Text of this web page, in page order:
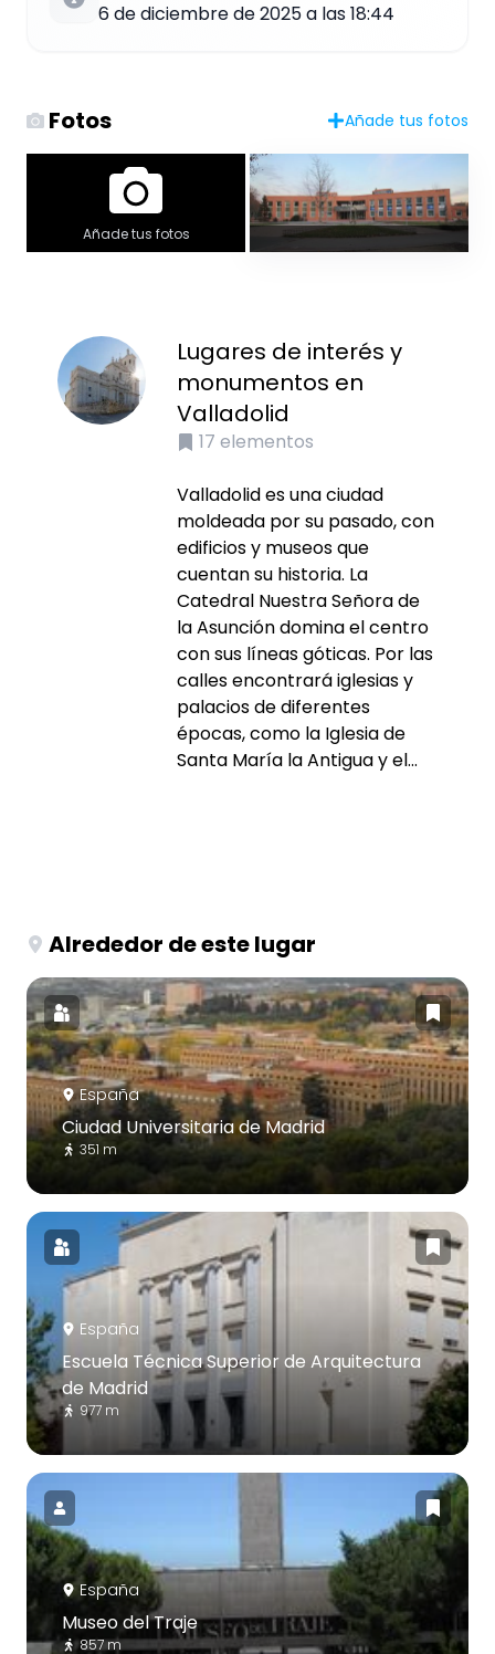
6 de diciembre de 2025 a las 18:44
Fotos Añade tus fotos
Añade tus fotos
Lugares de interés y
monumentos en
Valladolid
17 elementos
Valladolid es una ciudad
moldeada por su pasado, con
edificios y museos que
cuentan su historia. La
Catedral Nuestra Señora de
la Asunción domina el centro
con sus líneas góticas. Por las
calles encontrará iglesias y
palacios de diferentes
épocas, como la Iglesia de
Santa María la Antigua y el...
Alrededor de este lugar
España
Ciudad Universitaria de Madrid
351 m
España
Escuela Técnica Superior de Arquitectura
de Madrid
977 m
España
Museo del Traje
857 m